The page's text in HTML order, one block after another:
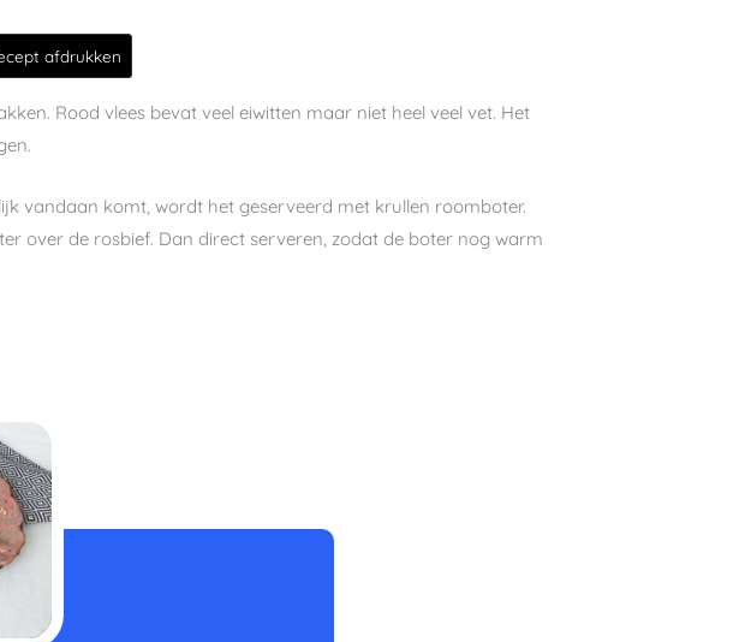
afdrukken
Rood vlees bevat veel eiwitten maar niet heel veel vet. Het
vandaan komt, wordt het geserveerd met krullen roomboter.
over de rosbief. Dan direct serveren, zodat de boter nog warm